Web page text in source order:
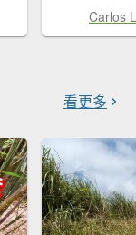
Carlos
看更多